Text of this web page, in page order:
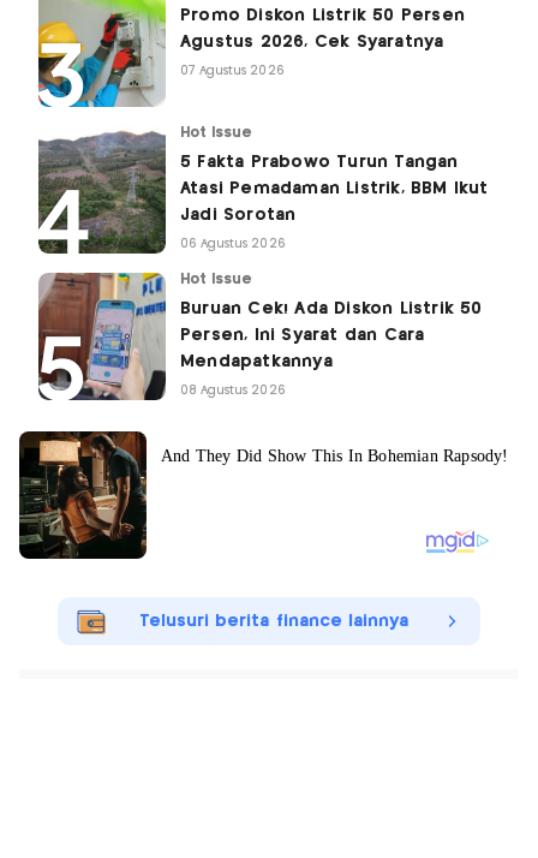
Promo Diskon Listrik 50 Persen
Agustus 2026, Cek Syaratnya
07 Agustus 2026
Hot Issue
5 Fakta Prabowo Turun Tangan
Atasi Pemadaman Listrik, BBM Ikut
Jadi Sorotan
06 Agustus 2026
Hot Issue
Buruan Cek! Ada Diskon Listrik 50
Persen, Ini Syarat dan Cara
Mendapatkannya
08 Agustus 2026
Telusuri berita finance lainnya